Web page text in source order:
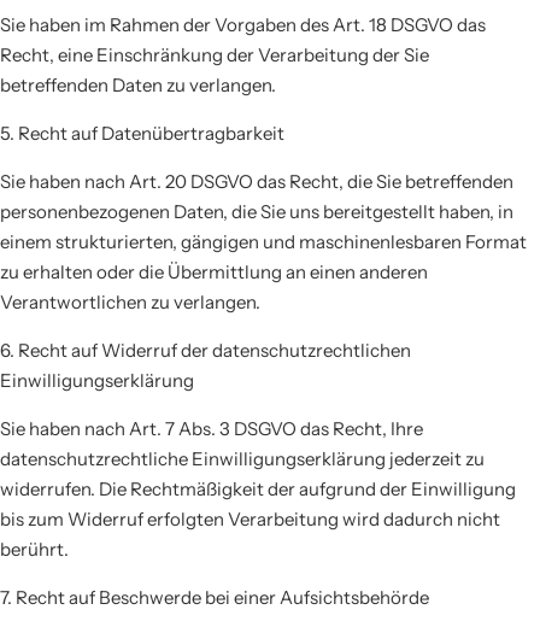
Sie haben im Rahmen der Vorgaben des Art. 18 DSGVO das
Recht, eine Einschränkung der Verarbeitung der Sie
betreffenden Daten zu verlangen.
5. Recht auf Datenübertragbarkeit
Sie haben nach Art. 20 DSGVO das Recht, die Sie betreffenden
personenbezogenen Daten, die Sie uns bereitgestellt haben, in
einem strukturierten, gängigen und maschinenlesbaren Format
zu erhalten oder die Übermittlung an einen anderen
Verantwortlichen zu verlangen.
6. Recht auf Widerruf der datenschutzrechtlichen
Einwilligungserklärung
Sie haben nach Art. 7 Abs. 3 DSGVO das Recht, Ihre
datenschutzrechtliche Einwilligungserklärung jederzeit zu
widerrufen. Die Rechtmäßigkeit der aufgrund der Einwilligung
bis zum Widerruf erfolgten Verarbeitung wird dadurch nicht
berührt.
7. Recht auf Beschwerde bei einer Aufsichtsbehörde